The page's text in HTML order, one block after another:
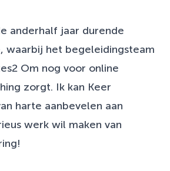
anderhalf jaar durende
waarbij het begeleidingsteam
Om nog voor online
zorgt. Ik kan Keer
harte aanbevelen aan
werk wil maken van